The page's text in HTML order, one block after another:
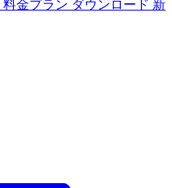
料金プラン ダウンロード 新